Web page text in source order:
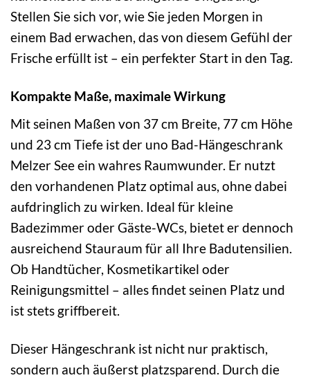
Stellen Sie sich vor, wie Sie jeden Morgen in
einem Bad erwachen, das von diesem Gefühl der
Frische erfüllt ist – ein perfekter Start in den Tag.
Kompakte Maße, maximale Wirkung
Mit seinen Maßen von 37 cm Breite, 77 cm Höhe
und 23 cm Tiefe ist der uno Bad-Hängeschrank
Melzer See ein wahres Raumwunder. Er nutzt
den vorhandenen Platz optimal aus, ohne dabei
aufdringlich zu wirken. Ideal für kleine
Badezimmer oder Gäste-WCs, bietet er dennoch
ausreichend Stauraum für all Ihre Badutensilien.
Ob Handtücher, Kosmetikartikel oder
Reinigungsmittel – alles findet seinen Platz und
ist stets griffbereit.
Dieser Hängeschrank ist nicht nur praktisch,
sondern auch äußerst platzsparend. Durch die